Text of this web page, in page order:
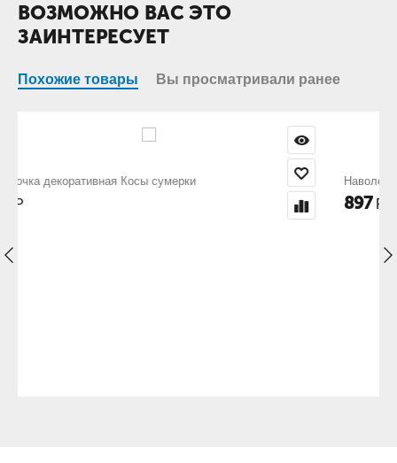
ВОЗМОЖНО ВАС ЭТО
ЗАИНТЕРЕСУЕТ
Похожие товары Вы просматривали ранее
Наволочка декоративная Косы капучино